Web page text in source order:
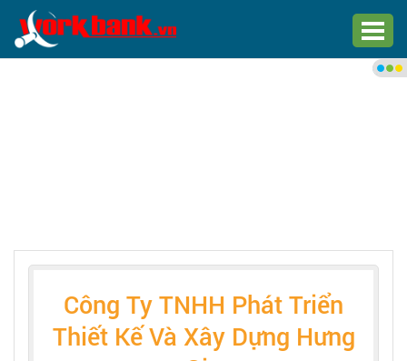
Trang chủ
Việc làm mới nhất
Công Ty TNHH Phát Triển
Thiết Kế Và Xây Dựng Hưng